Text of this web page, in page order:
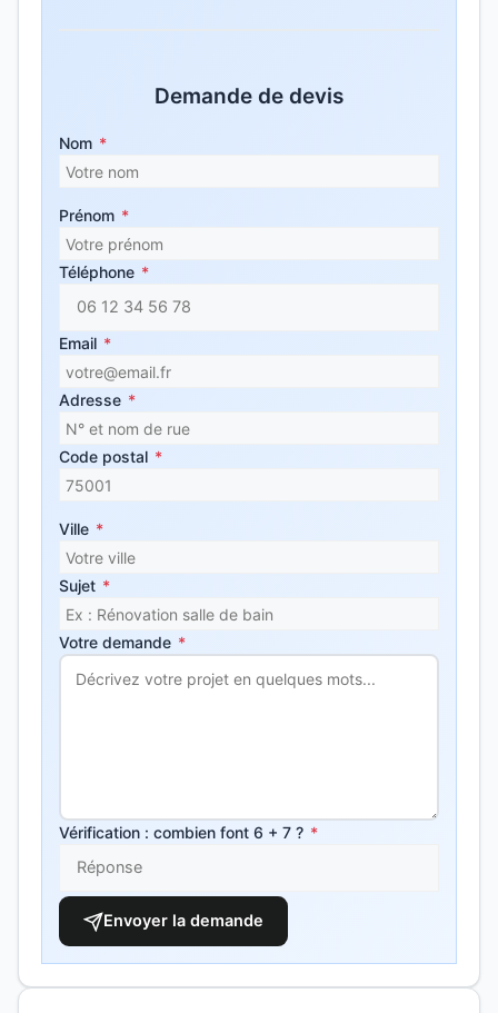
Demande de devis
Nom *
Prénom *
Téléphone *
Email *
Adresse *
Code postal *
Ville *
Sujet *
Votre demande *
Vérification : combien font 6 + 7 ? *
Envoyer la demande